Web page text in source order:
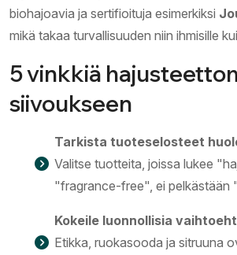
biohajoavia ja sertifioituja esimerkiksi
mikä takaa turvallisuuden niin ihmisille
5 vinkkiä
siivoukseen
Tarkista tuoteselosteet
Valitse tuotteita, joissa lukee
"fragrance-free", ei pelkästään
Kokeile luonnollisia
Etikka, ruokasooda ja sitruuna